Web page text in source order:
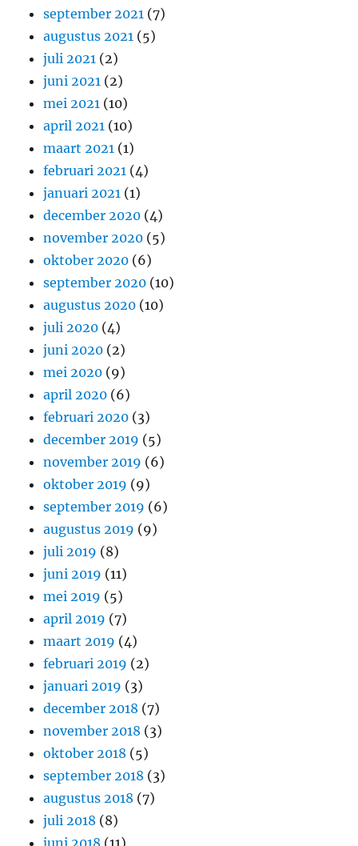
september 2021 (7)
augustus 2021 (5)
juli 2021 (2)
juni 2021 (2)
mei 2021 (10)
april 2021 (10)
maart 2021 (1)
februari 2021 (4)
januari 2021 (1)
december 2020 (4)
november 2020 (5)
oktober 2020 (6)
september 2020 (10)
augustus 2020 (10)
juli 2020 (4)
juni 2020 (2)
mei 2020 (9)
april 2020 (6)
februari 2020 (3)
december 2019 (5)
november 2019 (6)
oktober 2019 (9)
september 2019 (6)
augustus 2019 (9)
juli 2019 (8)
juni 2019 (11)
mei 2019 (5)
april 2019 (7)
maart 2019 (4)
februari 2019 (2)
januari 2019 (3)
december 2018 (7)
november 2018 (3)
oktober 2018 (5)
september 2018 (3)
augustus 2018 (7)
juli 2018 (8)
juni 2018 (11)